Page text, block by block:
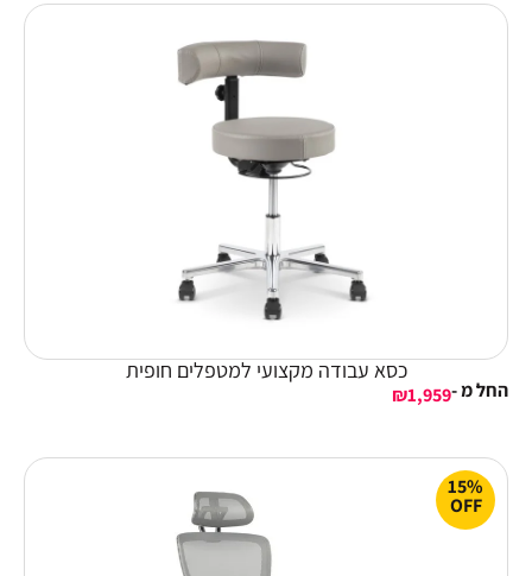
כסא עבודה מקצועי למטפלים חופית
החל מ - ₪1,959
15%
OFF